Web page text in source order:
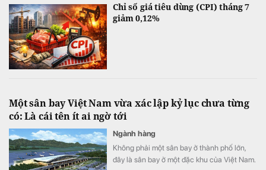
Chỉ số giá tiêu dùng (CPI) tháng 7
giảm 0,12%
Một sân bay Việt Nam vừa xác lập kỷ lục chưa từng
có: Là cái tên ít ai ngờ tới
Ngành hàng
Không phải một sân bay ở thành phố lớn,
đây là sân bay ở một đặc khu của Việt Nam.